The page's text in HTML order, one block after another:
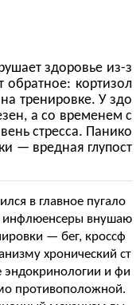
здоровье из-з
обратное: кортизол
тренировке. У здо
а со временем с
стресса. Панико
— вредная глупост
в главное пугало
инфлюенсеры внушаю
— бег, кроссф
хронический ст
эндокринологии и фи
противоположной.